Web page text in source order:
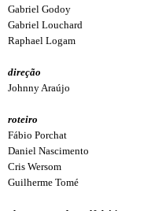
Gabriel Godoy
Gabriel Louchard
Raphael Logam
direção
Johnny Araújo
roteiro
Fábio Porchat
Daniel Nascimento
Cris Wersom
Guilherme Tomé